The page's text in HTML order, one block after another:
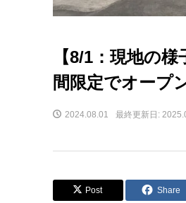
【8/1：現地の
間限定でオープ
2024.08.01 最終更新日:
Post Share